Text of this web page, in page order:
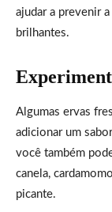
ajudar a prevenir
brilhantes.
Algumas ervas
adicionar um
você também
canela,
picante.